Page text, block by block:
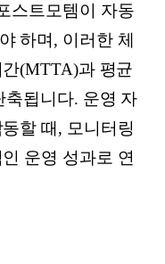
스트모템이 자동
하며, 이러한 체
(MTTA)과 평균
축됩니다. 운영 자
할 때, 모니터링
운영 성과로 연